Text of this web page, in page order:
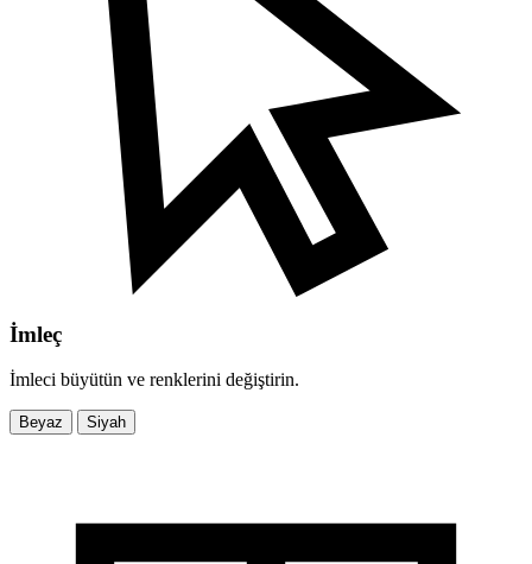
İmleç
İmleci büyütün ve renklerini değiştirin.
Beyaz Siyah